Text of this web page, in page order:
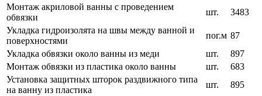
Монтаж акриловой ванны с проведением
обвязки
шт.
3483
Укладка гидроизолята на швы между ванной и
поверхностями
пог.м 87
Укладка обвязки около ванны из меди
шт.
897
Монтаж обвязки из пластика около ванны
шт.
683
Установка защитных шторок раздвижного типа
на ванну из пластика
шт.
895